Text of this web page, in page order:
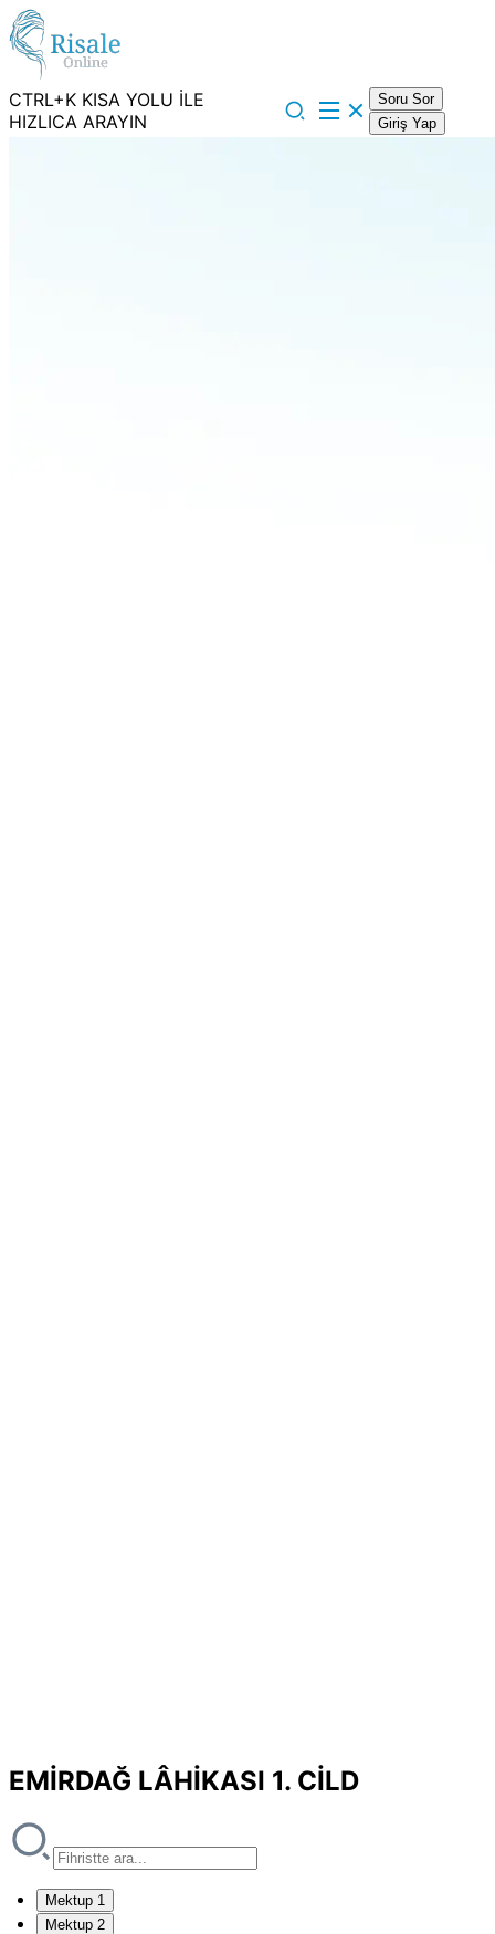
CTRL+K KISA YOLU İLE
HIZLICA ARAYIN
Soru Sor
Giriş Yap
EMİRDAĞ LÂHİKASI 1. CİLD
Mektup 1
Mektup 2